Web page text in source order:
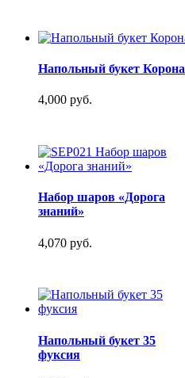
Напольный букет Корона
4,000 руб.
Набор шаров «Дорога
знаний»
4,070 руб.
Напольный букет 35
фуксия